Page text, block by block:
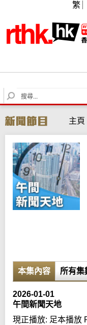
繁
S
e
r
c
h
主頁
本集內容 所有集
2026-01-01
午間新聞天地
現正播放: 足本播放